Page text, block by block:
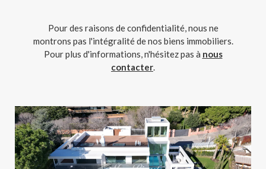
Pour des raisons de confidentialité, nous ne
montrons pas l'intégralité de nos biens immobiliers.
Pour plus d'informations, n'hésitez pas à nous
contacter.